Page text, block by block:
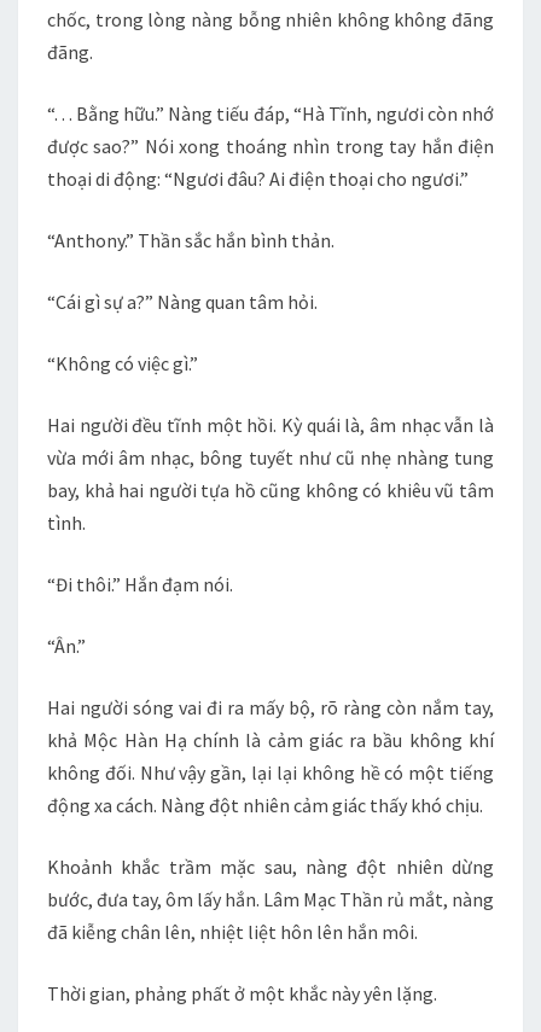
chốc, trong lòng nàng bỗng nhiên không không đãng
đãng.
“. . . Bằng hữu.” Nàng tiếu đáp, “Hà Tĩnh, ngươi còn nhớ
được sao?” Nói xong thoáng nhìn trong tay hắn điện
thoại di động: “Ngươi đâu? Ai điện thoại cho ngươi.”
“Anthony.” Thần sắc hắn bình thản.
“Cái gì sự a?” Nàng quan tâm hỏi.
“Không có việc gì.”
Hai người đều tĩnh một hồi. Kỳ quái là, âm nhạc vẫn là
vừa mới âm nhạc, bông tuyết như cũ nhẹ nhàng tung
bay, khả hai người tựa hồ cũng không có khiêu vũ tâm
tình.
“Đi thôi.” Hắn đạm nói.
“Ân.”
Hai người sóng vai đi ra mấy bộ, rõ ràng còn nắm tay,
khả Mộc Hàn Hạ chính là cảm giác ra bầu không khí
không đối. Như vậy gần, lại lại không hề có một tiếng
động xa cách. Nàng đột nhiên cảm giác thấy khó chịu.
Khoảnh khắc trầm mặc sau, nàng đột nhiên dừng
bước, đưa tay, ôm lấy hắn. Lâm Mạc Thần rủ mắt, nàng
đã kiễng chân lên, nhiệt liệt hôn lên hắn môi.
Thời gian, phảng phất ở một khắc này yên lặng.